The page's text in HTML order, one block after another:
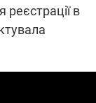
реєстрації в